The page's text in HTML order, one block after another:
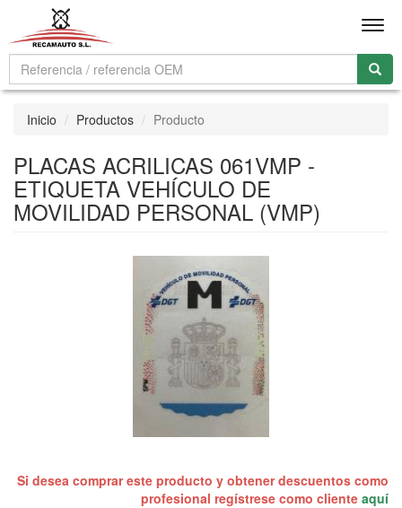
Inicio Productos Producto
PLACAS ACRILICAS 061VMP -
ETIQUETA VEHÍCULO DE
MOVILIDAD PERSONAL (VMP)
Si desea comprar este producto y obtener descuentos como
profesional regístrese como cliente aquí